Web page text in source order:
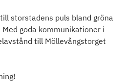
storstadens puls bland gröna
goda kommunikationer i
till Möllevångstorget